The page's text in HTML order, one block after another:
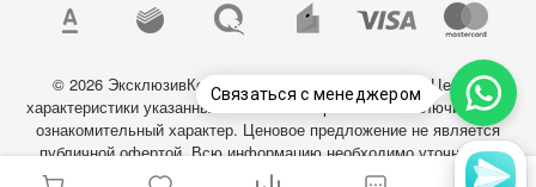
© 2026 ЭксклюзивКосметик, Все права защищены. Цены и
характеристики указанных на сайте товаров носят исключительно
ознакомительный характер. Ценовое предложение не является
публичной офертой. Всю информацию необходимо уточнять у
администратора магазина.
Связаться с менеджером